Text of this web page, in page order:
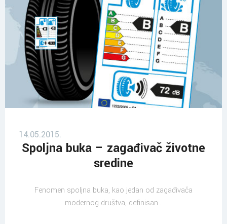
14.05.2015.
Spoljna buka – zagađivač životne
sredine
Fenomen spoljna buka, kao jedan od zagađivača
modernog društva, definisan...